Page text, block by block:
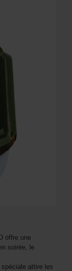
offre une
soirée, le
attire les